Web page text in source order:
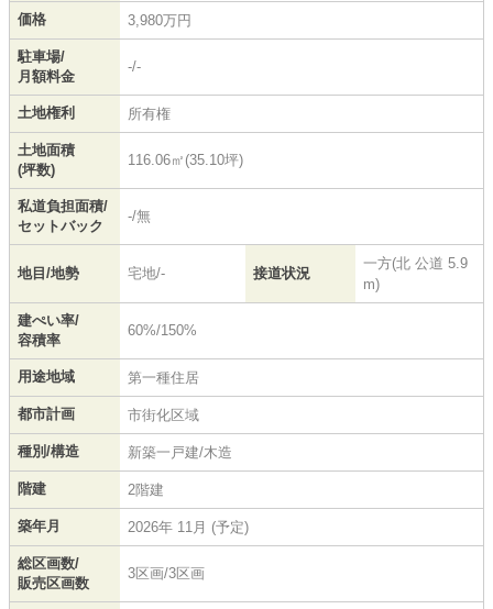
価格 3,980万円
駐車場/
月額料金
-/-
土地権利 所有権
土地面積
(坪数)
116.06㎡(35.10坪)
私道負担面積/
セットバック
-/無
地目/地勢 宅地/- 接道状況
一方(北 公道 5.9
m)
建ぺい率/
容積率
60%/150%
用途地域 第一種住居
都市計画 市街化区域
種別/構造 新築一戸建/木造
階建 2階建
築年月 2026年 11月 (予定)
総区画数/
販売区画数
3区画/3区画